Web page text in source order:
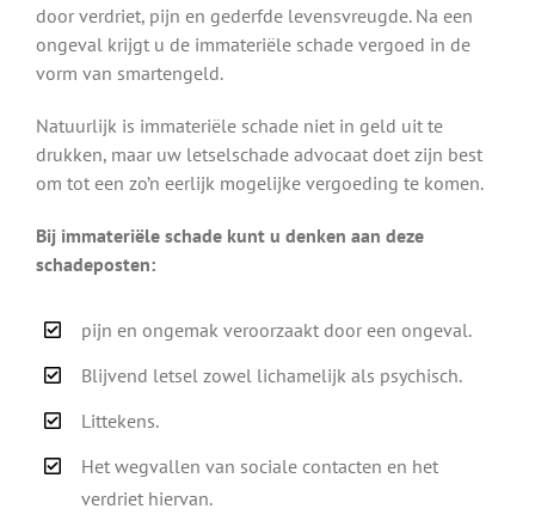
door verdriet, pijn en gederfde levensvreugde. Na een
ongeval krijgt u de immateriële schade vergoed in de
vorm van smartengeld.
Natuurlijk is immateriële schade niet in geld uit te
drukken, maar uw letselschade advocaat doet zijn best
om tot een zo’n eerlijk mogelijke vergoeding te komen.
Bij immateriële schade kunt u denken aan deze
schadeposten:
pijn en ongemak veroorzaakt door een ongeval.
Blijvend letsel zowel lichamelijk als psychisch.
Littekens.
Het wegvallen van sociale contacten en het
verdriet hiervan.